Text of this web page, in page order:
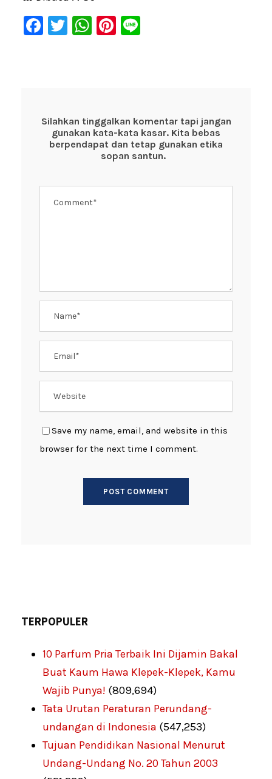
F
o
o
T
W
p
p
Pi
Silahkan tinggalkan komentar tapi jangan
gunakan kata-kata kasar. Kita bebas
berpendapat dan tetap gunakan etika
sopan santun.
Save my name, email, and website in this
browser for the next time I comment.
TERPOPULER
10 Parfum Pria Terbaik Ini Dijamin Bakal
Buat Kaum Hawa Klepek-Klepek, Kamu
Wajib Punya! (809,694)
Tata Urutan Peraturan Perundang-
undangan di Indonesia (547,253)
Tujuan Pendidikan Nasional Menurut
Undang-Undang No. 20 Tahun 2003